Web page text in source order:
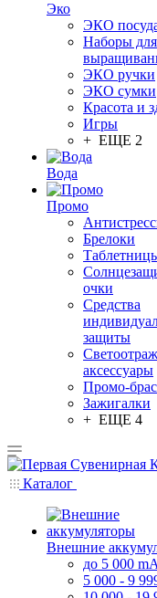
Эко
ЭКО
Наборы для
ЭКО ручки
ЭКО сумки
Красота и
Игры
+ ЕЩЕ 2
Вода
Промо
Брелоки
очки
Средства
защиты
аксессуары
Промо-
Зажигалки
+ ЕЩЕ 4
Каталог
Внешние
до 5 000
5 000 - 9